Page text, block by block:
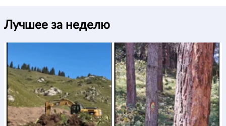
Лучшее за неделю